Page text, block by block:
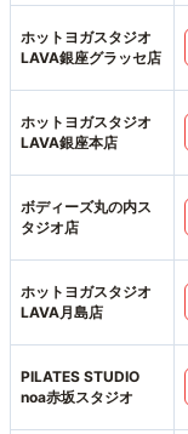
ホットヨガスタジオ
LAVA銀座グラッセ店
ホットヨガスタジオ
LAVA銀座本店
ボディーズ丸の内ス
タジオ店
ホットヨガスタジオ
LAVA月島店
PILATES STUDIO
noa赤坂スタジオ